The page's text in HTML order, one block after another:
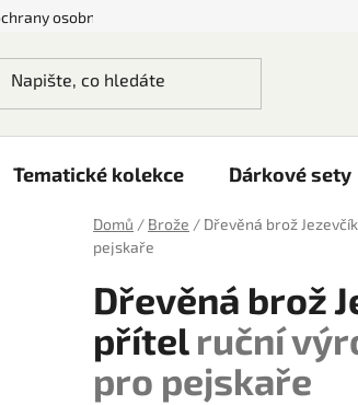
osobních údajů
Tematické kolekce Dárkové sety
Domů / Brože / Dřevěná brož
pejskaře
Dřevěná brož
přítelruční
pro pejskaře